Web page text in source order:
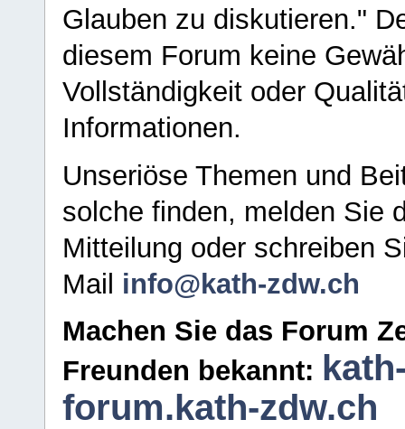
Glauben zu diskutieren."
diesem Forum keine
Vollständigkeit oder
Informationen.
Unseriöse Themen und
solche finden, melden Sie
Mitteilung oder schreiben
Mail info@kath-zdw.ch
Machen Sie das Forum
Freunden bekannt:
forum.kath-zdw.ch